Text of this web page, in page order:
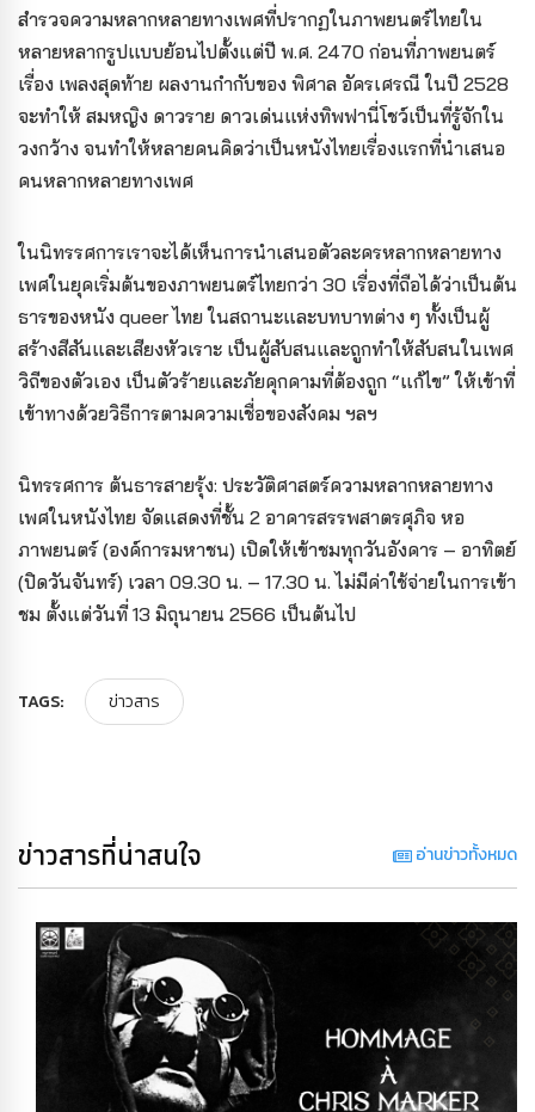
สำรวจความหลากหลายทางเพศที่ปรากฏในภาพยนตร์ไทยใน
หลายหลากรูปแบบย้อนไปตั้งแต่ปี พ.ศ. 2470 ก่อนที่ภาพยนตร์
เรื่อง เพลงสุดท้าย ผลงานกำกับของ พิศาล อัครเศรณี ในปี 2528
จะทำให้ สมหญิง ดาวราย ดาวเด่นแห่งทิพฟานี่โชว์เป็นที่รู้จักใน
วงกว้าง จนทำให้หลายคนคิดว่าเป็นหนังไทยเรื่องแรกที่นำเสนอ
คนหลากหลายทางเพศ
ในนิทรรศการเราจะได้เห็นการนำเสนอตัวละครหลากหลายทาง
เพศในยุคเริ่มต้นของภาพยนตร์ไทยกว่า 30 เรื่องที่ถือได้ว่าเป็นต้น
ธารของหนัง queer ไทย ในสถานะและบทบาทต่าง ๆ ทั้งเป็นผู้
สร้างสีสันและเสียงหัวเราะ เป็นผู้สับสนและถูกทำให้สับสนในเพศ
วิถีของตัวเอง เป็นตัวร้ายและภัยคุกคามที่ต้องถูก “แก้ไข” ให้เข้าที่
เข้าทางด้วยวิธีการตามความเชื่อของสังคม ฯลฯ
นิทรรศการ ต้นธารสายรุ้ง: ประวัติศาสตร์ความหลากหลายทาง
เพศในหนังไทย จัดแสดงที่ชั้น 2 อาคารสรรพสาตรศุภิจ หอ
ภาพยนตร์ (องค์การมหาชน) เปิดให้เข้าชมทุกวันอังคาร – อาทิตย์
(ปิดวันจันทร์) เวลา 09.30 น. – 17.30 น. ไม่มีค่าใช้จ่ายในการเข้า
ชม ตั้งแต่วันที่ 13 มิถุนายน 2566 เป็นต้นไป
TAGS: ข่าวสาร
ข่าวสารที่น่าสนใจ อ่านข่าวทั้งหมด